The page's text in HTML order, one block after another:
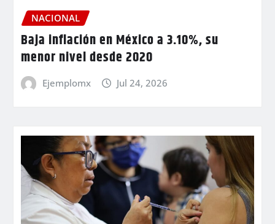
NACIONAL
Baja inflación en México a 3.10%, su
menor nivel desde 2020
Ejemplomx Jul 24, 2026